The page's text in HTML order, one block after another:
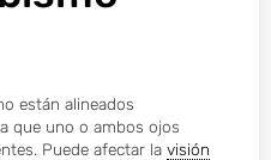
están alineados
que uno o ambos ojos
Puede afectar la visión